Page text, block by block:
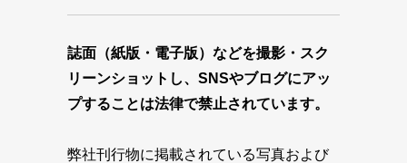
誌面（紙版・電子版）などを撮影・スク
リーンショットし、SNSやブログにアッ
プすることは法律で禁止されています。
弊社刊行物に掲載されている写真および